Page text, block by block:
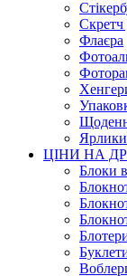
Скретч
Флаєра
Ярлики
ЦІНИ НА
Блоки